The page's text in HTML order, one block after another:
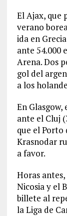
El Ajax, que
verano
ida en
ante 54.000
Arena. Dos
gol del
a los
En
ante el Cluj
que el Porto
Krasnodar
a favor.
Horas
Nicosia y el
billete al
la Liga de